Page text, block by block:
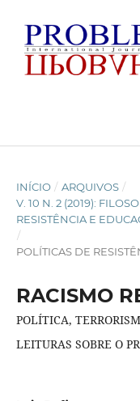
INÍCIO / ARQUIVOS /
V. 10 N. 2 (2019):
RESISTÊNCIA E
/
POLÍTICAS DE
RACISMO
POLÍTICA,
LEITURAS SOBRE O